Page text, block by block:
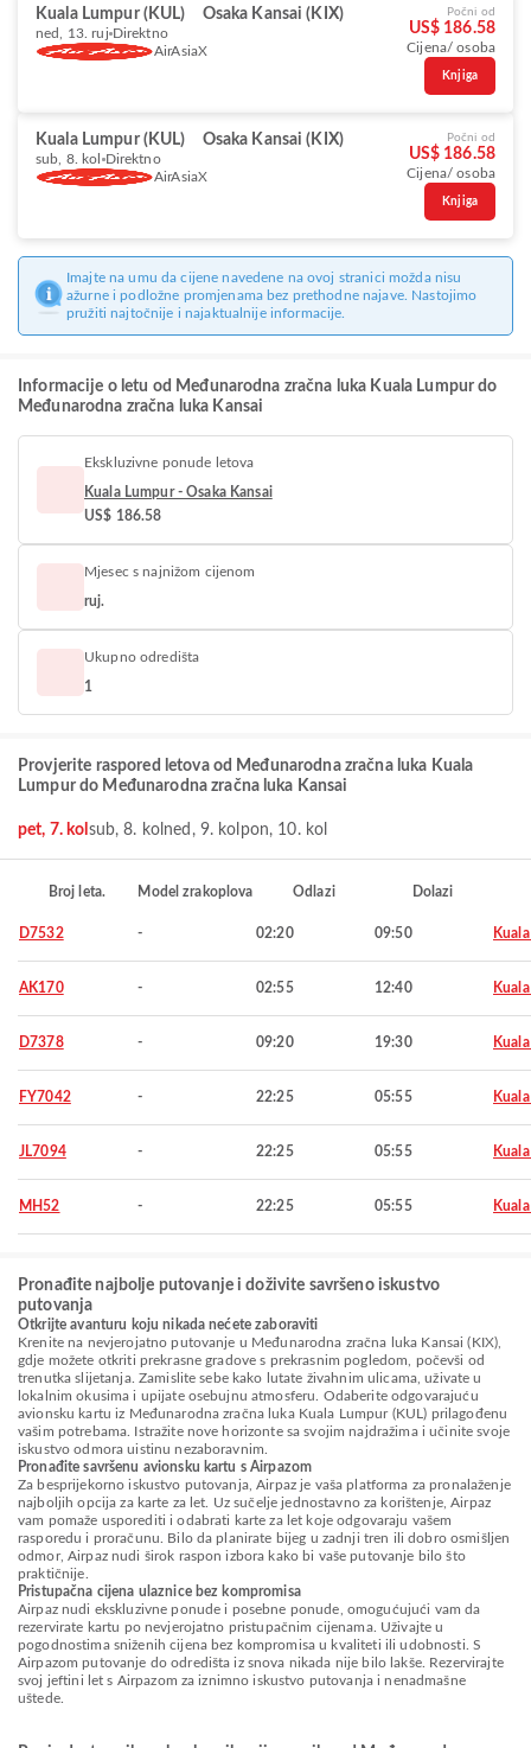
Kuala Lumpur (KUL) Osaka Kansai (KIX)
ned, 13. ruj Direktno
AirAsiaX
Počni od
US$ 186.58
Cijena/ osoba
Knjiga
Kuala Lumpur (KUL) Osaka Kansai (KIX)
sub, 8. kol Direktno
AirAsiaX
Počni od
US$ 186.58
Cijena/ osoba
Knjiga
Imajte na umu da cijene navedene na ovoj stranici možda nisu
ažurne i podložne promjenama bez prethodne najave. Nastojimo
pružiti najtočnije i najaktualnije informacije.
Informacije o letu od Međunarodna zračna luka Kuala Lumpur do
Međunarodna zračna luka Kansai
Ekskluzivne ponude letova
Kuala Lumpur - Osaka Kansai
US$ 186.58
Mjesec s najnižom cijenom
ruj.
Ukupno odredišta
1
Provjerite raspored letova od Međunarodna zračna luka Kuala
Lumpur do Međunarodna zračna luka Kansai
pet, 7. kol sub, 8. kol ned, 9. kol pon, 10. kol
Broj leta. Model zrakoplova Odlazi Dolazi
D7532 - 02:20 09:50
AK170 - 02:55 12:40
D7378 - 09:20 19:30
FY7042 - 22:25 05:55
JL7094 - 22:25 05:55
MH52 - 22:25 05:55
Pronađite najbolje putovanje i doživite savršeno iskustvo
putovanja
Otkrijte avanturu koju nikada nećete zaboraviti
Krenite na nevjerojatno putovanje u Međunarodna zračna luka Kansai (KIX),
gdje možete otkriti prekrasne gradove s prekrasnim pogledom, počevši od
trenutka slijetanja. Zamislite sebe kako lutate živahnim ulicama, uživate u
lokalnim okusima i upijate osebujnu atmosferu. Odaberite odgovarajuću
avionsku kartu iz Međunarodna zračna luka Kuala Lumpur (KUL) prilagođenu
vašim potrebama. Istražite nove horizonte sa svojim najdražima i učinite svoje
iskustvo odmora uistinu nezaboravnim.
Pronađite savršenu avionsku kartu s Airpazom
Za besprijekorno iskustvo putovanja, Airpaz je vaša platforma za pronalaženje
najboljih opcija za karte za let. Uz sučelje jednostavno za korištenje, Airpaz
vam pomaže usporediti i odabrati karte za let koje odgovaraju vašem
rasporedu i proračunu. Bilo da planirate bijeg u zadnji tren ili dobro osmišljen
odmor, Airpaz nudi širok raspon izbora kako bi vaše putovanje bilo što
praktičnije.
Pristupačna cijena ulaznice bez kompromisa
Airpaz nudi ekskluzivne ponude i posebne ponude, omogućujući vam da
rezervirate kartu po nevjerojatno pristupačnim cijenama. Uživajte u
pogodnostima sniženih cijena bez kompromisa u kvaliteti ili udobnosti. S
Airpazom putovanje do odredišta iz snova nikada nije bilo lakše. Rezervirajte
svoj jeftini let s Airpazom za iznimno iskustvo putovanja i nenadmašne
uštede.